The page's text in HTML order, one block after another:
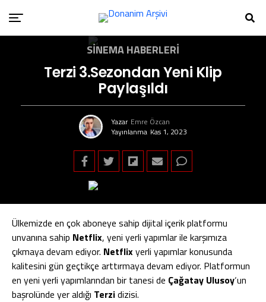
SINEMA HABERLERI
Terzi 3.Sezondan Yeni Klip
Paylaşıldı
Yazar Emre Özcan
Yayınlanma Kas 1, 2023
Ülkemizde en çok aboneye sahip dijital içerik platformu
unvanına sahip Netflix, yeni yerli yapımlar ile karşımıza
çıkmaya devam ediyor. Netflixyerli yapımlar konusunda
kalitesini gün geçtikçe arttırmaya devam ediyor. Platformun
en yeni yerli yapımlarından bir tanesi de Çağatay Ulusoy‘un
başrolünde yer aldığı Terzidizisi.